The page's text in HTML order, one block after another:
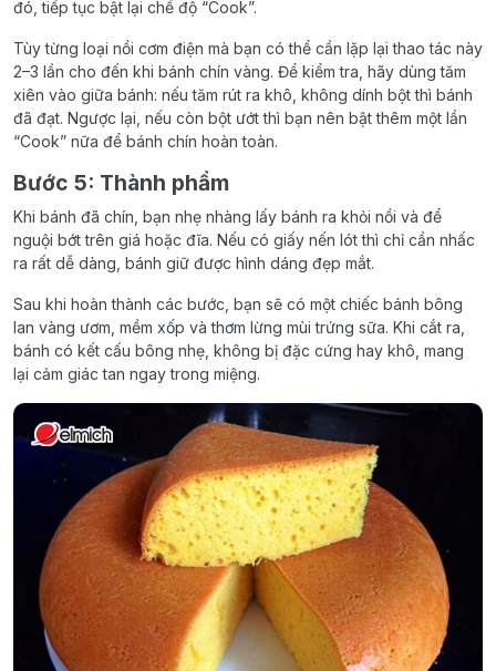
đó, tiếp tục bật lại chế độ “Cook”.
Tùy từng loại nồi cơm điện mà bạn có thể cần lặp lại thao tác này
2–3 lần cho đến khi bánh chín vàng. Để kiểm tra, hãy dùng tăm
xiên vào giữa bánh: nếu tăm rút ra khô, không dính bột thì bánh
đã đạt. Ngược lại, nếu còn bột ướt thì bạn nên bật thêm một lần
“Cook” nữa để bánh chín hoàn toàn.
Bước 5: Thành phẩm
Khi bánh đã chín, bạn nhẹ nhàng lấy bánh ra khỏi nồi và để
nguội bớt trên giá hoặc đĩa. Nếu có giấy nến lót thì chỉ cần nhấc
ra rất dễ dàng, bánh giữ được hình dáng đẹp mắt.
Sau khi hoàn thành các bước, bạn sẽ có một chiếc bánh bông
lan vàng ươm, mềm xốp và thơm lừng mùi trứng sữa. Khi cắt ra,
bánh có kết cấu bông nhẹ, không bị đặc cứng hay khô, mang
lại cảm giác tan ngay trong miệng.